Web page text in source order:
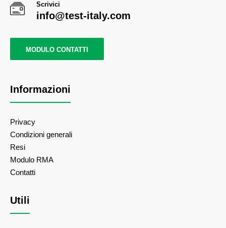
Scrivici
info@test-italy.com
MODULO CONTATTI
Informazioni
Privacy
Condizioni generali
Resi
Modulo RMA
Contatti
Utili